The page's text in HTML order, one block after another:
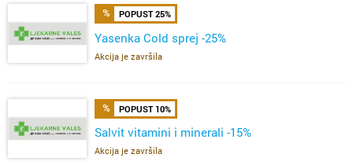
POPUST 25%
Yasenka Cold sprej -25%
Akcija je završila
POPUST 10%
Salvit vitamini i minerali -15%
Akcija je završila